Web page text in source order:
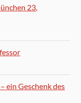
23,
ein Geschenk des